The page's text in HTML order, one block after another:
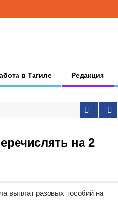
в Тагиле Редакция
на 2
выплат разовых пособий на